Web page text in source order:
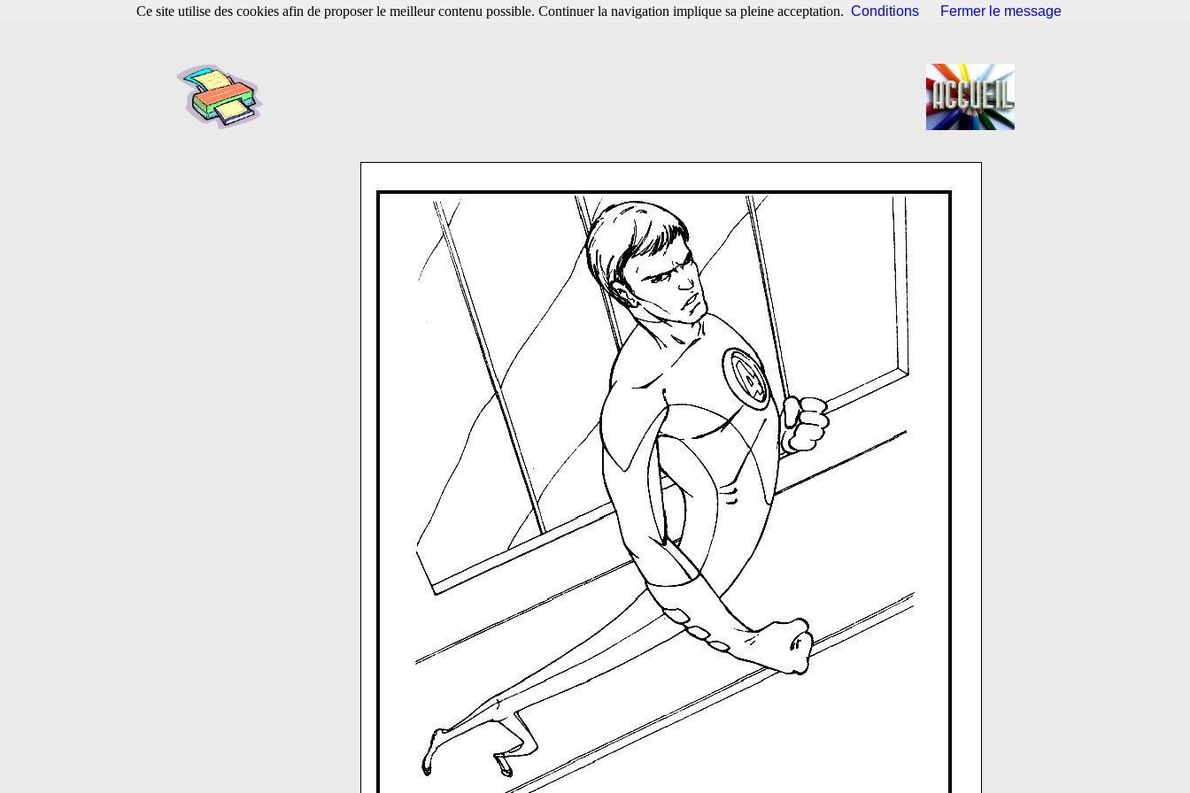
Ce site utilise des cookies afin de proposer le meilleur contenu possible. Continuer la navigation implique sa pleine acceptation. Conditions Fermer le message